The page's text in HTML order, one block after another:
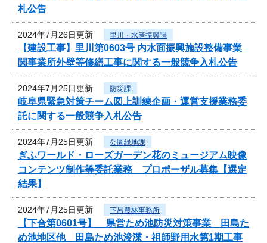
札公告
2024年7月26日更新 里川・水産振興課
【建設工事】里川第0603号 内水面振興施設整備事業
関事業所外壁等修繕工事に関する一般競争入札公告
2024年7月25日更新 防災課
岐阜県緊急対策チーム図上訓練企画・運営支援業務委
託に関する一般競争入札公告
2024年7月25日更新 公園緑地課
ぎふワールド・ローズガーデン花のミュージアム映像
コンテンツ制作等委託業務 プロポーザル募集【選定
結果】
2024年7月25日更新 下呂農林事務所
【下合第0601号】 県営ため池防災対策事業 田島た
め池地区他 田島ため池浚渫・祖師野用水第1期工事